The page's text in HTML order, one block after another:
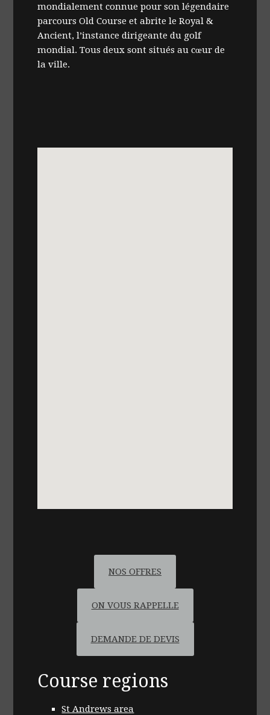
mondialement connue pour son légendaire
parcours Old Course et abrite le Royal &
Ancient, l’instance dirigeante du golf
mondial. Tous deux sont situés au cœur de
la ville.
NOS OFFRES
ON VOUS RAPPELLE
DEMANDE DE DEVIS
Course regions
St Andrews area